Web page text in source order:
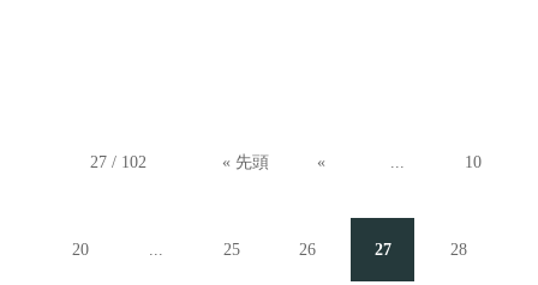
27 / 102 « 先頭 « 10
20 25 26 27 28